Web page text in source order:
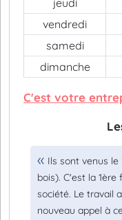
jeudi
vendredi
samedi
dimanche
C'est votre
Ils sont venus
bois). C'est la
société. Le travail
nouveau appel à